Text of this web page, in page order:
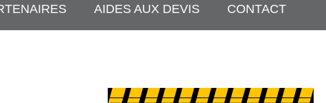
AIDES AUX DEVIS CONTACT